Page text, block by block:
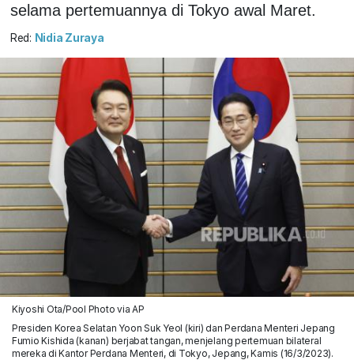
selama pertemuannya di Tokyo awal Maret.
Red: Nidia Zuraya
Kiyoshi Ota/Pool Photo via AP
Presiden Korea Selatan Yoon Suk Yeol (kiri) dan Perdana Menteri Jepang
Fumio Kishida (kanan) berjabat tangan, menjelang pertemuan bilateral
mereka di Kantor Perdana Menteri, di Tokyo, Jepang, Kamis (16/3/2023).